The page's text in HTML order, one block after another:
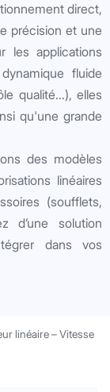
direct,
précision et une
les applications
fluide
qualité...), elles
qu'une grande
des modèles
linéaires
(soufflets,
d’une solution
dans vos
linéaire – Vitesse